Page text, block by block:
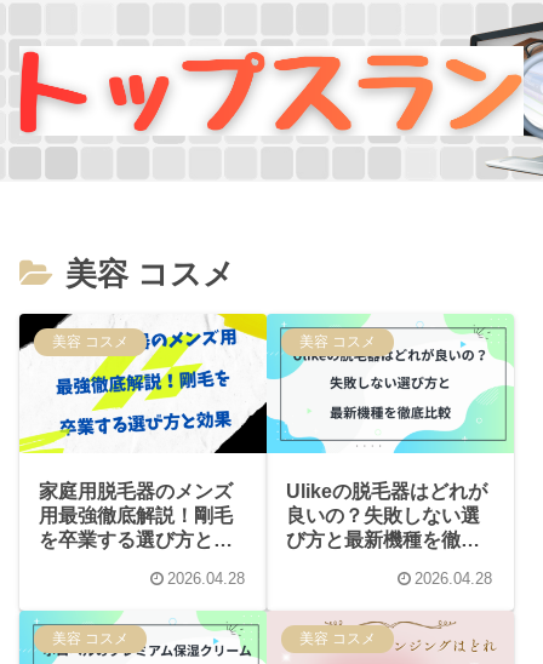
美容 コスメ
美容 コスメ
家庭用脱毛器のメンズ
用最強徹底解説！剛毛
を卒業する選び方と効
2026.04.28
美容 コスメ
Ulikeの脱毛器はどれが
良いの？失敗しない選
び方と最新機種を徹底
2026.04.28
美容 コスメ 美容 コスメ